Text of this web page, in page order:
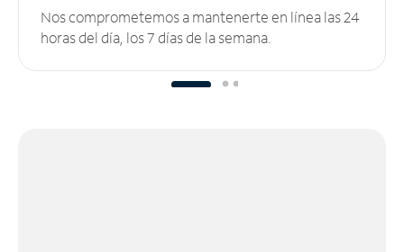
Nos comprometemos a mantenerte en línea las 24
horas del día, los 7 días de la semana.